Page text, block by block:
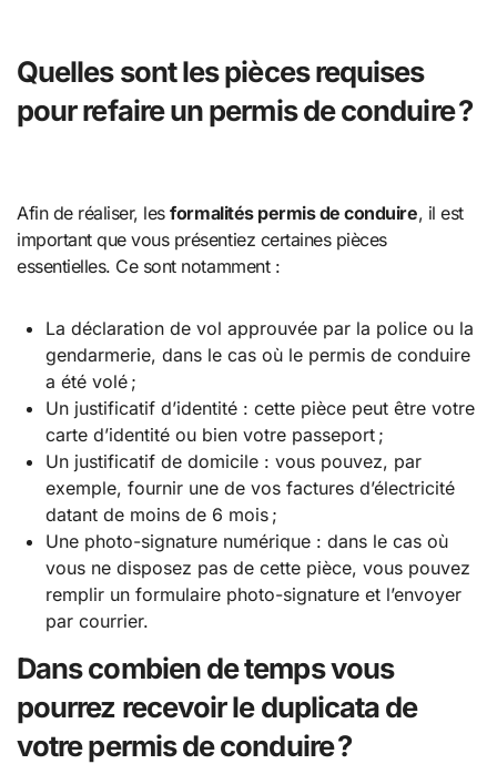
Quelles sont les pièces requises
pour refaire un permis de conduire ?
Afin de réaliser, lesformalités permis de conduire, il est
important que vous présentiez certaines pièces
essentielles. Ce sont notamment :
La déclaration de vol approuvée par la police ou la
gendarmerie, dans le cas où le permis de conduire
a été volé ;
Un justificatif d’identité : cette pièce peut être votre
carte d’identité ou bien votre passeport ;
Un justificatif de domicile : vous pouvez, par
exemple, fournir une de vos factures d’électricité
datant de moins de 6 mois ;
Une photo-signature numérique : dans le cas où
vous ne disposez pas de cette pièce, vous pouvez
remplir un formulaire photo-signature et l’envoyer
par courrier.
Dans combien de temps vous
pourrez recevoir le duplicata de
votre permis de conduire ?